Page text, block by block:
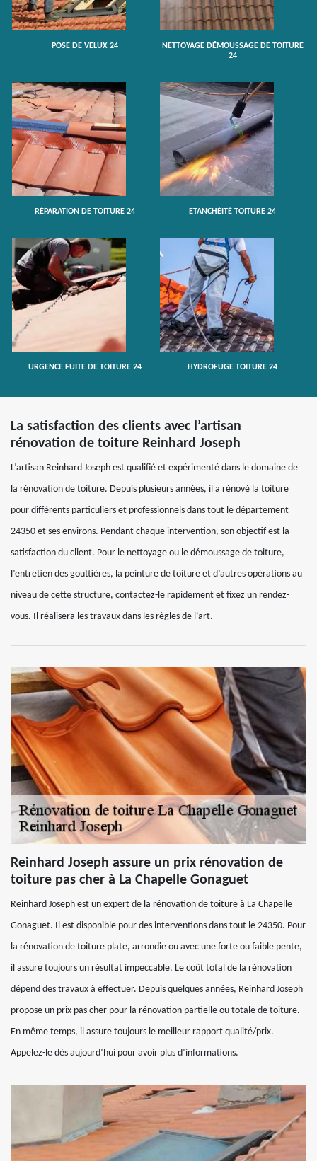
POSE DE VELUX 24
NETTOYAGE DÉMOUSSAGE DE TOITURE
24
RÉPARATION DE TOITURE 24 ETANCHÉITÉ TOITURE 24
URGENCE FUITE DE TOITURE 24 HYDROFUGE TOITURE 24
La satisfaction des clients avec l’artisan
rénovation de toiture Reinhard Joseph
L’artisan Reinhard Joseph est qualifié et expérimenté dans le domaine de
la rénovation de toiture. Depuis plusieurs années, il a rénové la toiture
pour différents particuliers et professionnels dans tout le département
24350 et ses environs. Pendant chaque intervention, son objectif est la
satisfaction du client. Pour le nettoyage ou le démoussage de toiture,
l’entretien des gouttières, la peinture de toiture et d’autres opérations au
niveau de cette structure, contactez-le rapidement et fixez un rendez-
vous. Il réalisera les travaux dans les règles de l’art.
Reinhard Joseph assure un prix rénovation de
toiture pas cher à La Chapelle Gonaguet
Reinhard Joseph est un expert de la rénovation de toiture à La Chapelle
Gonaguet. Il est disponible pour des interventions dans tout le 24350. Pour
la rénovation de toiture plate, arrondie ou avec une forte ou faible pente,
il assure toujours un résultat impeccable. Le coût total de la rénovation
dépend des travaux à effectuer. Depuis quelques années, Reinhard Joseph
propose un prix pas cher pour la rénovation partielle ou totale de toiture.
En même temps, il assure toujours le meilleur rapport qualité/prix.
Appelez-le dès aujourd’hui pour avoir plus d’informations.